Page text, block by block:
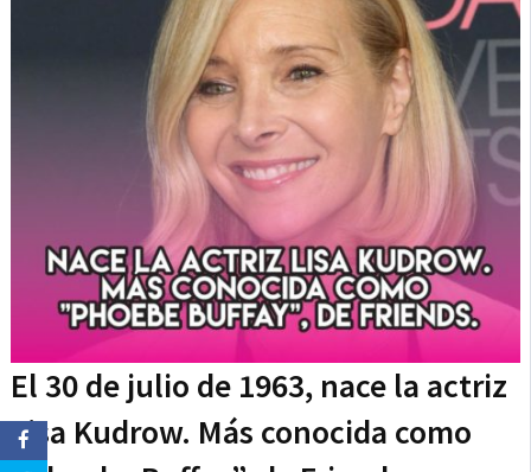
El 30 de julio de 1963, nace la actriz
Lisa Kudrow. Más conocida como